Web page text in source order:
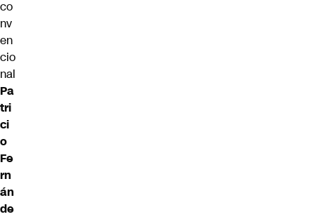
co
nv
en
cio
nal
Pa
tri
ci
o
Fe
rn
án
de